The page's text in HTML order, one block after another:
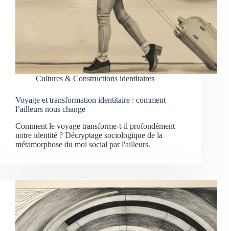
Cultures & Constructions identitaires
Voyage et transformation identitaire : comment
l’ailleurs nous change
Comment le voyage transforme-t-il profondément
notre identité ? Décryptage sociologique de la
métamorphose du moi social par l'ailleurs.